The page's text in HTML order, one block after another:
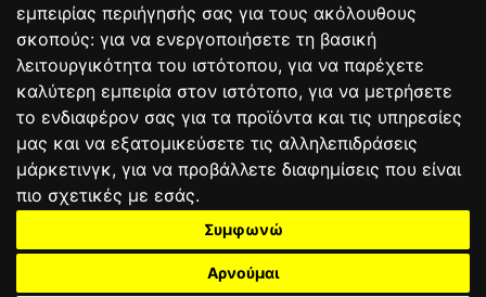
εμπειρίας περιήγησής σας για τους ακόλουθους
σκοπούς: για να ενεργοποιήσετε τη βασική
λειτουργικότητα του ιστότοπου, για να παρέχετε
καλύτερη εμπειρία στον ιστότοπο, για να μετρήσετε
το ενδιαφέρον σας για τα προϊόντα και τις υπηρεσίες
μας και να εξατομικεύσετε τις αλληλεπιδράσεις
μάρκετινγκ, για να προβάλλετε διαφημίσεις που είναι
πιο σχετικές με εσάς.
Συμφωνώ
Αρνούμαι
ΟΡΟΙ ΧΡΗΣΗΣΠΟΛΙΤΙΚΗ ΠΡΟΣΤΑΣΙΑΣ
ΑΓΩΝΕΣΑΠΟΤΕΛΕΣΜΑΤΑΑΓΟΡΑ